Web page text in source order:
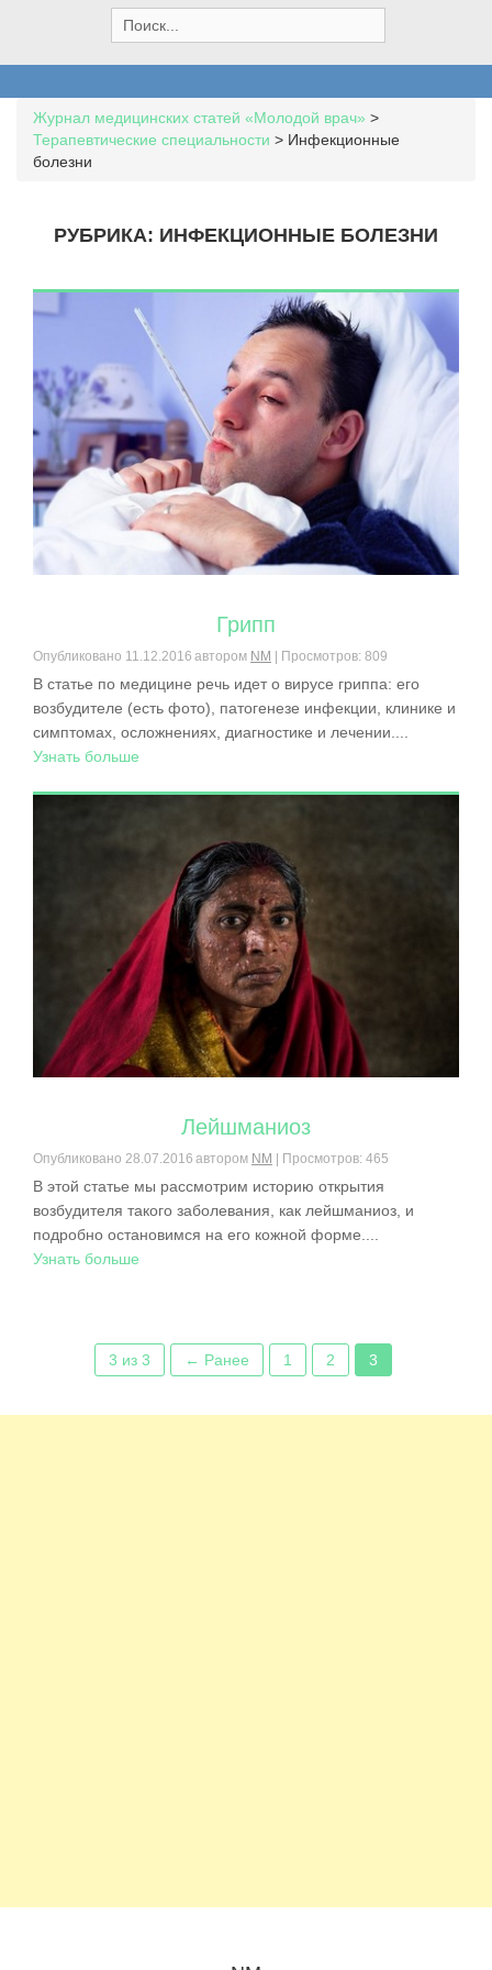
e
a
h
f
Журнал медицинских статей «Молодой врач» >
Терапевтические специальности > Инфекционные
болезни
РУБРИКА: ИНФЕКЦИОННЫЕ БОЛЕЗНИ
Грипп
Опубликовано 11.12.2016 автором NM | Просмотров: 809
В статье по медицине речь идет о вирусе гриппа: его
возбудителе (есть фото), патогенезе инфекции, клинике и
симптомах, осложнениях, диагностике и лечении....
Узнать больше
Лейшманиоз
Опубликовано 28.07.2016 автором NM | Просмотров: 465
В этой статье мы рассмотрим историю открытия
возбудителя такого заболевания, как лейшманиоз, и
подробно остановимся на его кожной форме....
Узнать больше
3 из 3 ← Ранее 1 2 3